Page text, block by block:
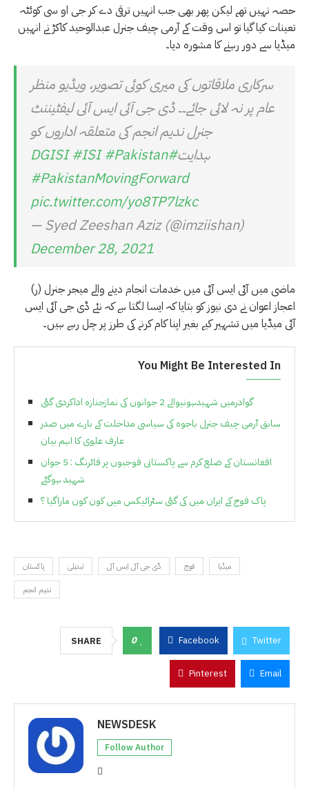
حصہ نہیں تھے لیکن پھر بھی جب انہیں ترقی دے کر جی او سی کوئٹہ
تعینات کیا گیا تو اس وقت کے آرمی چیف جنرل عبدالوحید کاکڑ نے انہیں
میڈیا سے دور رہنے کا مشورہ دیا۔
سرکاری ملاقاتوں کی میری کوئی تصویر، ویڈیو منظر
عام پر نہ لائی جائے۔۔ ڈی جی آئی ایس آئی لیفٹیننٹ
جنرل ندیم انجم کی متعلقہ اداروں کو
ہدایت#DGISI
#ISI #Pakistan
#PakistanMovingForward
pic.twitter.com/yo8TP7lzkc
— Syed Zeeshan Aziz (@imziishan)
December 28, 2021
ماضی میں آئی ایس آئی میں خدمات انجام دینے والے میجر جنرل (ر)
اعجاز اعوان نے دی نیوز کو بتایا کہ ایسا لگتا ہے کہ نئے ڈی جی آئی ایس
آئی میڈیا میں تشہیر کیے بغیر اپنا کام کرنے کی طرز پر چل رہے ہیں۔
You Might Be Interested In
گوادرمیں شہیدہونیوالے 2 جوانوں کی نمازجنازہ اداکردی گئی
سابق آرمی چیف جنرل باجوہ کی سیاسی مداخلت کے بارے میں صدر
عارف علوی کا اہم بیان
افغانستان کے ضلع کرم سے پاکستانی فوجیوں پر فائرنگ : 5 جوان
شہید ہوگئے
پاک فوج کے ایران میں کی گئی سٹرائیکس میں کون کون ماراگیا ؟
پاکستان تبدیلی ڈی جی آئی ایس آئی فوج
میڈیا
ندیم انجم
SHARE 0 Facebook Twitter
Pinterest Email
NEWSDESK
Follow Author